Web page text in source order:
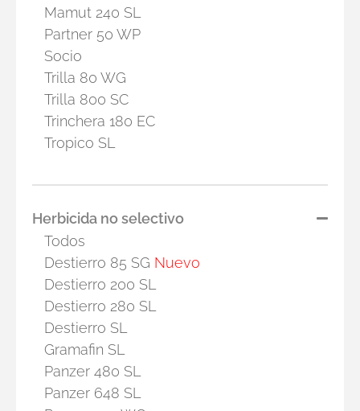
Mamut 240 SL
Partner 50 WP
Socio
Trilla 80 WG
Trilla 800 SC
Trinchera 180 EC
Tropico SL
Herbicida no selectivo
Todos
Destierro 85 SG Nuevo
Destierro 200 SL
Destierro 280 SL
Destierro SL
Gramafin SL
Panzer 480 SL
Panzer 648 SL